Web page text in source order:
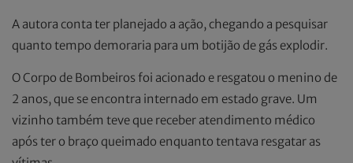
A autora conta ter planejado a ação, chegando a pesquisar
quanto tempo demoraria para um botijão de gás explodir.
O Corpo de Bombeiros foi acionado e resgatou o menino de
2 anos, que se encontra internado em estado grave. Um
vizinho também teve que receber atendimento médico
após ter o braço queimado enquanto tentava resgatar as